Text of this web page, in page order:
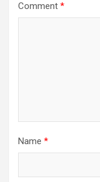
Comment *
Name *